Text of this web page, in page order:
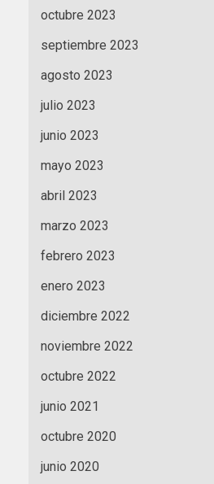
octubre 2023
septiembre 2023
agosto 2023
julio 2023
junio 2023
mayo 2023
abril 2023
marzo 2023
febrero 2023
enero 2023
diciembre 2022
noviembre 2022
octubre 2022
junio 2021
octubre 2020
junio 2020